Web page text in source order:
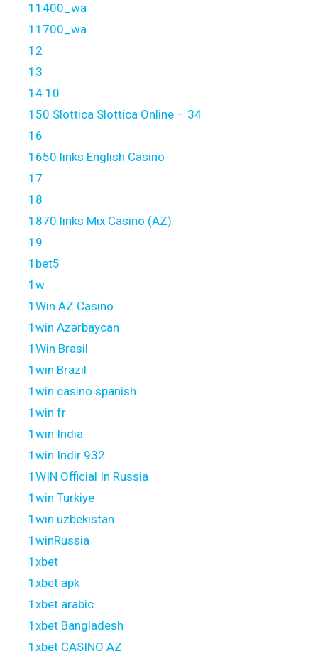
11400_wa
11700_wa
12
13
14.10
150 Slottica Slottica Online – 34
16
1650 links English Casino
17
18
1870 links Mix Casino (AZ)
19
1bet5
1w
1Win AZ Casino
1win Azərbaycan
1Win Brasil
1win Brazil
1win casino spanish
1win fr
1win India
1win Indir 932
1WIN Official In Russia
1win Turkiye
1win uzbekistan
1winRussia
1xbet
1xbet apk
1xbet arabic
1xbet Bangladesh
1xbet CASINO AZ